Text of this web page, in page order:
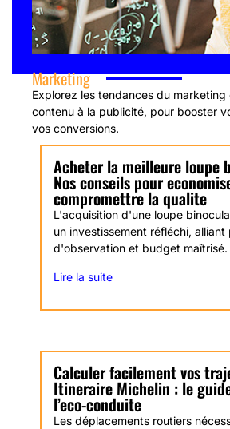
Marketing
Explorez les tendances du marketing
contenu à la publicité, pour booster
vos conversions.
Acheter la meilleure loupe
Nos conseils pour
compromettre la qualite
L'acquisition d'une loupe
un investissement réfléchi, alliant
d'observation et budget maîtrisé.
Lire la suite
Calculer facilement vos
Itineraire Michelin : le
l’eco-conduite
Les déplacements routiers